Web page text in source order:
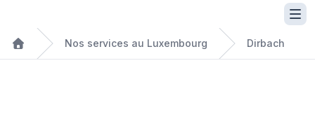
Nos services au Luxembourg Dirbach